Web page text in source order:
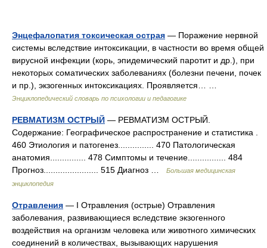
Энцефалопатия токсическая острая — Поражение нервной
системы вследствие интоксикации, в частности во время общей
вирусной инфекции (корь, эпидемический паротит и др.), при
некоторых соматических заболеваниях (болезни печени, почек
и пр.), экзогенных интоксикациях. Проявляется… …
Энциклопедический словарь по психологии и педагогике
РЕВМАТИЗМ ОСТРЫЙ — РЕВМАТИЗМ ОСТРЫЙ.
Содержание: Географическое распространение и статистика .
460 Этиология и патогенез............... 470 Патологическая
анатомия............... 478 Симптомы и течение................ 484
Прогноз....................... 515 Диагноз …
Большая медицинская
энциклопедия
Отравления — I Отравления (острые) Отравления
заболевания, развивающиеся вследствие экзогенного
воздействия на организм человека или животного химических
соединений в количествах, вызывающих нарушения